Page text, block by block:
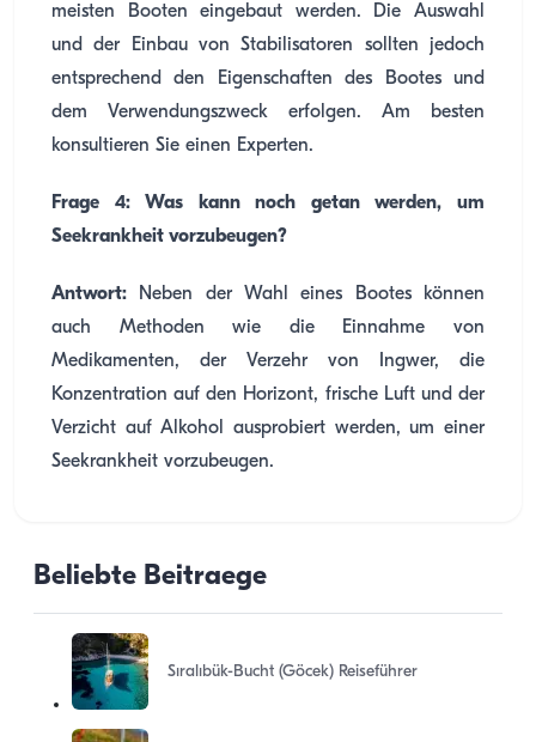
meisten Booten eingebaut werden. Die Auswahl
und der Einbau von Stabilisatoren sollten jedoch
entsprechend den Eigenschaften des Bootes und
dem Verwendungszweck erfolgen. Am besten
konsultieren Sie einen Experten.
Frage 4: Was kann noch getan werden, um
Seekrankheit vorzubeugen?
Antwort: Neben der Wahl eines Bootes können
auch Methoden wie die Einnahme von
Medikamenten, der Verzehr von Ingwer, die
Konzentration auf den Horizont, frische Luft und der
Verzicht auf Alkohol ausprobiert werden, um einer
Seekrankheit vorzubeugen.
Beliebte Beitraege
Sıralıbük-Bucht (Göcek) Reiseführer